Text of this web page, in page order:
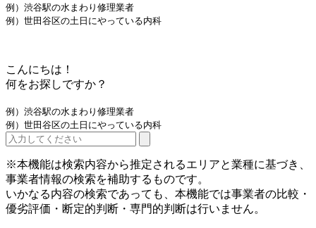
例）渋谷駅の水まわり修理業者
例）世田谷区の土日にやっている内科
こんにちは！
何をお探しですか？
例）渋谷駅の水まわり修理業者
例）世田谷区の土日にやっている内科
※本機能は検索内容から推定されるエリアと業種に基づき、
事業者情報の検索を補助するものです。
いかなる内容の検索であっても、本機能では事業者の比較・
優劣評価・断定的判断・専門的判断は行いません。